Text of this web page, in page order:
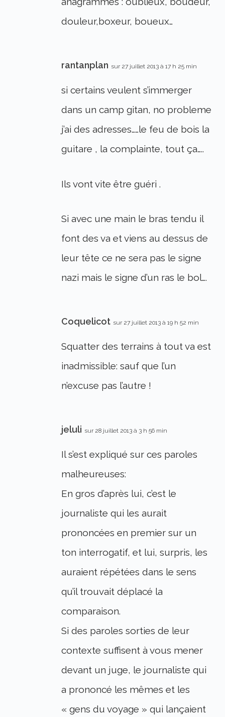
douleur,boxeur, boueux…
rantanplan sur 27 juillet 2013 à 17 h 25 min
si certains veulent s’immerger
dans un camp gitan, no probleme
j’ai des adresses……le feu de bois la
guitare , la complainte, tout ça…..
Ils vont vite être guéri .
Si avec une main le bras tendu il
font des va et viens au dessus de
leur tête ce ne sera pas le signe
nazi mais le signe d’un ras le bol….
Coquelicot sur 27 juillet 2013 à 19 h 52 min
Squatter des terrains à tout va est
inadmissible: sauf que l’un
n’excuse pas l’autre !
jeluli sur 28 juillet 2013 à 3 h 56 min
Il s’est expliqué sur ces paroles
malheureuses:
En gros d’après lui, c’est le
journaliste qui les aurait
prononcées en premier sur un
ton interrogatif, et lui, surpris, les
auraient répétées dans le sens
qu’il trouvait déplacé la
comparaison.
Si des paroles sorties de leur
contexte suffisent à vous mener
devant un juge, le journaliste qui
a prononcé les mêmes et les
« gens du voyage » qui lançaient